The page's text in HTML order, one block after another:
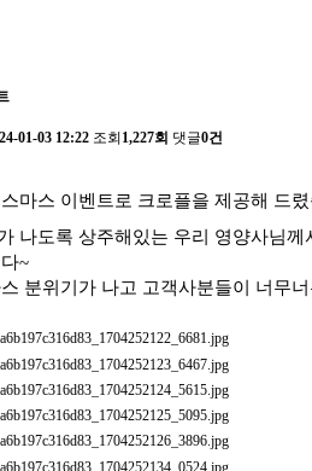
24-01-03 12:22 조회 1,227회 댓글0건
마스 이벤트로 크로플을 제공해 드
나도록 상주해있는 우리 영양사님
~
분위기가 나고 고객사분들이 너무